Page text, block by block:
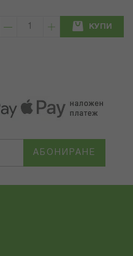
КУПИ
АБОНИРАНЕ